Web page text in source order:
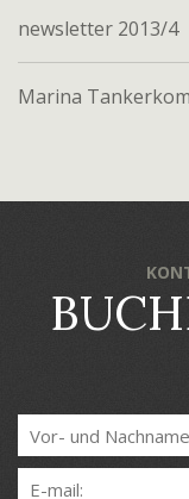
newsletter 2013/4
Marina